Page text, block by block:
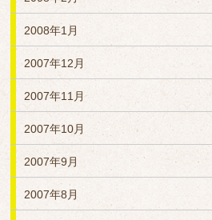
2008年1月
2007年12月
2007年11月
2007年10月
2007年9月
2007年8月